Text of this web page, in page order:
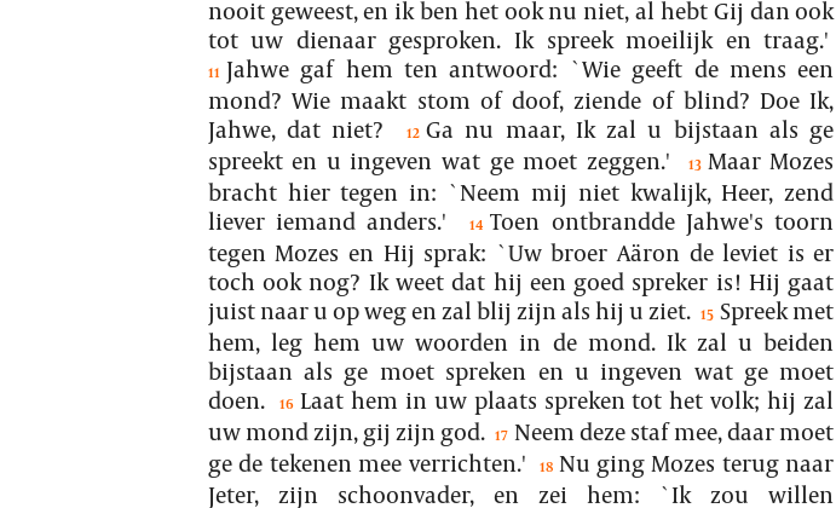
nooit geweest, en ik ben het ook nu niet, al hebt Gij dan ook
tot uw dienaar gesproken. Ik spreek moeilijk en traag.'
11 Jahwe gaf hem ten antwoord: `Wie geeft de mens een
mond? Wie maakt stom of doof, ziende of blind? Doe Ik,
Jahwe, dat niet?
12 Ga nu maar, Ik zal u bijstaan als ge
spreekt en u ingeven wat ge moet zeggen.'
13 Maar Mozes
bracht hier tegen in: `Neem mij niet kwalijk, Heer, zend
liever iemand anders.'
14 Toen ontbrandde Jahwe's toorn
tegen Mozes en Hij sprak: `Uw broer Aäron de leviet is er
toch ook nog? Ik weet dat hij een goed spreker is! Hij gaat
juist naar u op weg en zal blij zijn als hij u ziet. 15 Spreek met
hem, leg hem uw woorden in de mond. Ik zal u beiden
bijstaan als ge moet spreken en u ingeven wat ge moet
doen.
16 Laat hem in uw plaats spreken tot het volk; hij zal
uw mond zijn, gij zijn god. 17 Neem deze staf mee, daar moet
ge de tekenen mee verrichten.'
18 Nu ging Mozes terug naar
Jeter, zijn schoonvader, en zei hem: `Ik zou willen